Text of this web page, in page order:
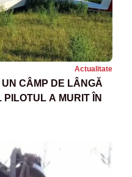
Actualitate
CÂMP DE LÂNGĂ
A MURIT ÎN